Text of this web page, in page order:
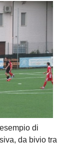
di
da bivio tra